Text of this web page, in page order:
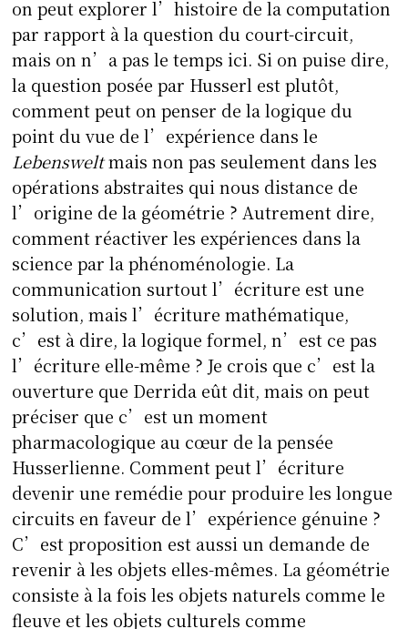
on peut explorer l’histoire de la computation
par rapport à la question du court-circuit,
mais on n’a pas le temps ici. Si on puise dire,
la question posée par Husserl est plutôt,
comment peut on penser de la logique du
point du vue de l’expérience dans le
Lebensweltmais non pas seulement dans les
opérations abstraites qui nous distance de
l’origine de la géométrie ? Autrement dire,
comment réactiver les expériences dans la
science par la phénoménologie. La
communication surtout l’écriture est une
solution, mais l’écriture mathématique,
c’est à dire, la logique formel, n’est ce pas
l’écriture elle-même ? Je crois que c’est la
ouverture que Derrida eût dit, mais on peut
préciser que c’est un moment
pharmacologique au cœur de la pensée
Husserlienne. Comment peut l’écriture
devenir une remédie pour produire les longue
circuits en faveur de l’expérience génuine ?
C’est proposition est aussi un demande de
revenir à les objets elles-mêmes. La géométrie
consiste à la fois les objets naturels comme le
fleuve et les objets culturels comme